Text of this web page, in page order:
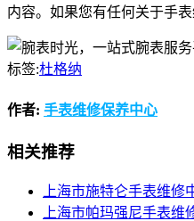
内容。如果您有任何关于手
标签:杜格纳
作者: 手表维修保养中心
相关推荐
上海市施特仑手表维修
上海市帕玛强尼手表维